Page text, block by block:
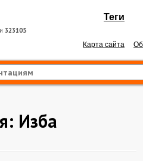
и 323105
Теги
Карта сайта
Изба